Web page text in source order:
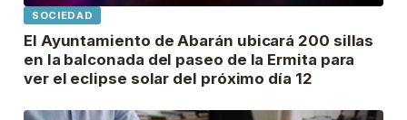
SOCIEDAD
El Ayuntamiento de Abarán ubicará 200 sillas
en la balconada del paseo de la Ermita para
ver el eclipse solar del próximo día 12